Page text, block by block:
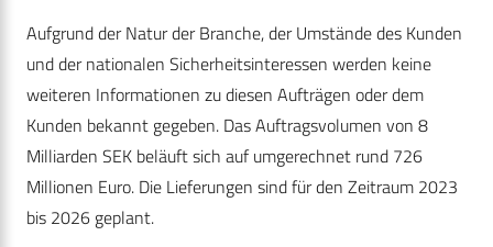
Aufgrund der Natur der Branche, der Umstände des Kunden
und der nationalen Sicherheitsinteressen werden keine
weiteren Informationen zu diesen Aufträgen oder dem
Kunden bekannt gegeben. Das Auftragsvolumen von 8
Milliarden SEK beläuft sich auf umgerechnet rund 726
Millionen Euro. Die Lieferungen sind für den Zeitraum 2023
bis 2026 geplant.